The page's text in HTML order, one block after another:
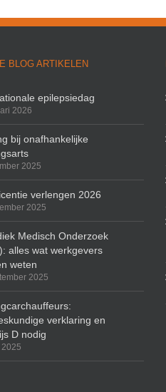
BLOG ARTIKELEN
epilepsiedag
2026
bij onafhankelijke
2025
verlengen 2026
2025
Medisch Onderzoek
alles wat werkgevers
weten
2025
verklaring en
D nodig